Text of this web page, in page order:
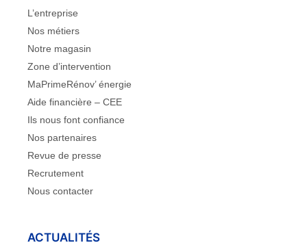
L’entreprise
Nos métiers
Notre magasin
Zone d’intervention
MaPrimeRénov’ énergie
Aide financière – CEE
Ils nous font confiance
Nos partenaires
Revue de presse
Recrutement
Nous contacter
ACTUALITÉS